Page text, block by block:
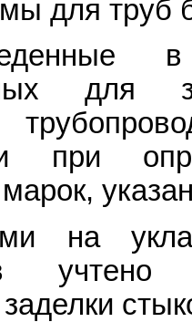
для труб
для
при
на
учтено